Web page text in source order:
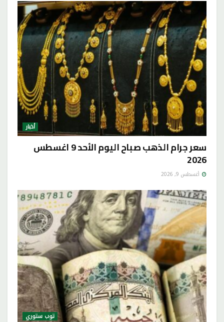
أخبار
سعر جرام الذهب صباح اليوم الأحد 9 اغسطس
2026
أغسطس 9, 2026
توب ستوري